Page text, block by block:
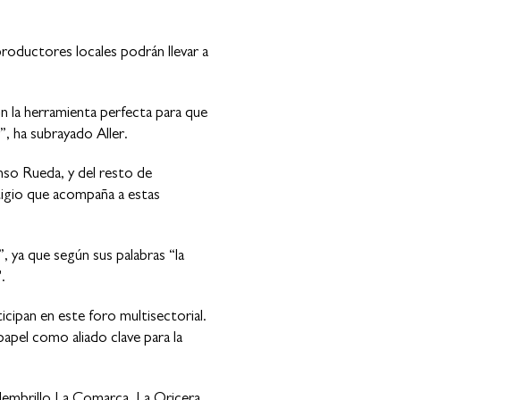
locales podrán llevar a
la herramienta perfecta para que
ha subrayado Aller.
Rueda, y del resto de
que acompaña a estas
que según sus palabras “la
en este foro multisectorial.
como aliado clave para la